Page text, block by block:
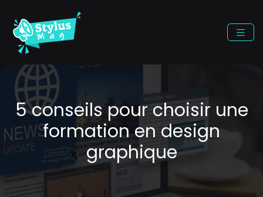
5 conseils pour choisir une
formation en design
graphique